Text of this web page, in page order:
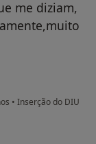
me diziam,
• Inserção do DIU